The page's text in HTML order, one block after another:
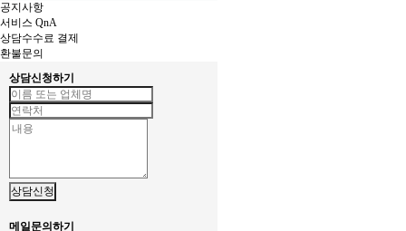
공지사항
서비스 QnA
상담수수료 결제
환불문의
상담신청하기
상담신청
메일문의하기